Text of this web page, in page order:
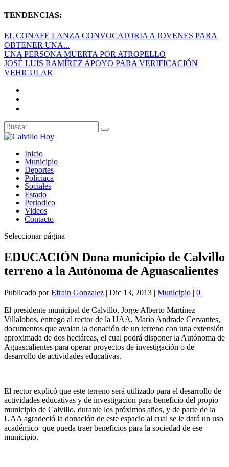
TENDENCIAS:
EL CONAFE LANZA CONVOCATORIA A JOVENES PARA
OBTENER UNA...
UNA PERSONA MUERTA POR ATROPELLO
JOSÉ LUIS RAMÍREZ APOYO PARA VERIFICACIÓN
VEHICULAR
Inicio
Municipio
Deportes
Policiaca
Sociales
Estado
Periodico
Videos
Contacto
Seleccionar página
EDUCACIÓN Dona municipio de Calvillo
terreno a la Autónoma de Aguascalientes
Publicado porEfrain Gonzalez | Dic 13, 2013 | Municipio | 0 |
El presidente municipal de Calvillo, Jorge Alberto Martínez
Villalobos, entregó al rector de la UAA, Mario Andrade Cervantes,
documentos que avalan la donación de un terreno con una extensión
aproximada de dos hectáreas, el cual podrá disponer la Autónoma de
Aguascalientes para operar proyectos de investigación o de
desarrollo de actividades educativas.
El rector explicó que este terreno será utilizado para el desarrollo de
actividades educativas y de investigación para beneficio del propio
municipio de Calvillo, durante los próximos años, y de parte de la
UAA agradeció la donación de este espacio al cual se le dará un uso
académico que pueda traer beneficios para la sociedad de ese
municipio.